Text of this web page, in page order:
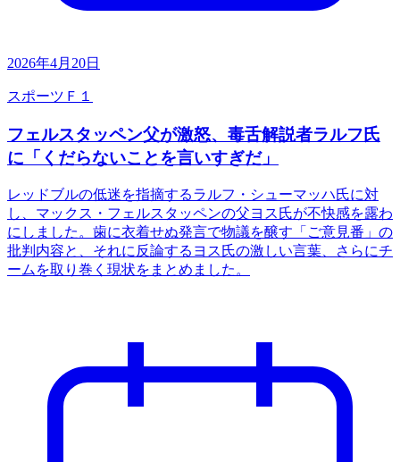
2026年4月20日
スポーツ Ｆ１
フェルスタッペン父が激怒、毒舌解説者ラルフ氏
に「くだらないことを言いすぎだ」
レッドブルの低迷を指摘するラルフ・シューマッハ氏に対
し、マックス・フェルスタッペンの父ヨス氏が不快感を露わ
にしました。歯に衣着せぬ発言で物議を醸す「ご意見番」の
批判内容と、それに反論するヨス氏の激しい言葉、さらにチ
ームを取り巻く現状をまとめました。